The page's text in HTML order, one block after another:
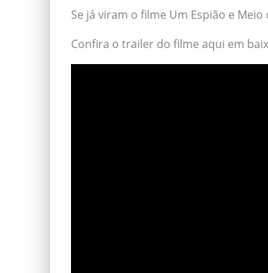
Se já viram o filme Um Espião e
Confira o trailer do filme aqui em